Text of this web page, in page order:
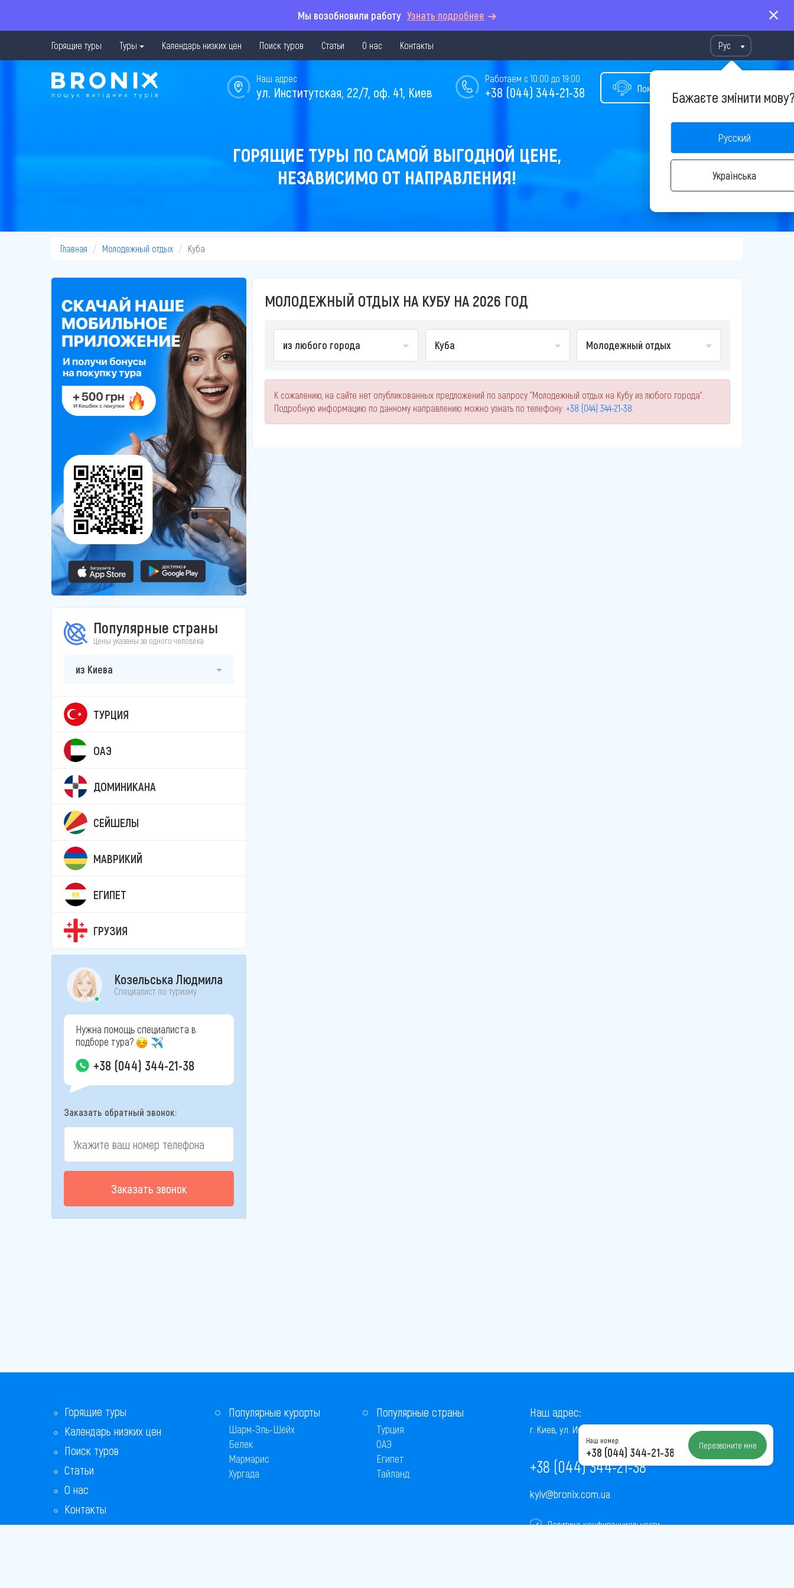
Мы возобновили работу Узнать подробнее
Горящие туры Туры Календарь низких цен Поиск туров Статьи О нас Контакты Рус
Бажаєте змінити
Русский
Українська
Помощь в подборе тура
Работаем с 10:00 до 19:00
+38 (044) 344-21-38
Наш адрес
ул. Институтская, 22/7, оф. 41, Киев
ГОРЯЩИЕ ТУРЫ ПО САМОЙ ВЫГОДНОЙ ЦЕНЕ,
НЕЗАВИСИМО ОТ НАПРАВЛЕНИЯ!
Главная Молодежный отдых Куба
Популярные страны
Цены указаны за одного человека
из Киева
ТУРЦИЯ
ОАЭ
ДОМИНИКАНА
СЕЙШЕЛЫ
МАВРИКИЙ
ЕГИПЕТ
ГРУЗИЯ
Козельська Людмила
Специалист по туризму
Нужна помощь специалиста в
подборе тура?
+38 (044) 344-21-38
Заказать обратный звонок:
Заказать звонок
МОЛОДЕЖНЫЙ ОТДЫХ НА КУБУ НА 2026 ГОД
из любого города Куба Молодежный отдых
К сожалению, на сайте нет опубликованных предложений по запросу "Молодежный отдых на Кубу из любого города".
Подробную информацию по данному направлению можно узнать по телефону: +38 (044) 344-21-38
Горящие туры
Календарь низких цен
Поиск туров
Статьи
О нас
Контакты
Бонусная программа
Популярные курорты
Шарм-Эль-Шейх
Белек
Мармарис
Хургада
Популярные страны
Турция
ОАЭ
Египет
Тайланд
Наш адрес:
г. Киев, ул. Институтская, 22/7, оф. 41
+38 (044) 344-21-38
kyiv@bronix.com.ua
Политика конфиденциальности
Наш номер:
+38 (044) 344-21-38 Перезвоните мне